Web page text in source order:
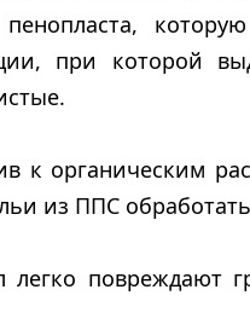
пенопласта,
при которой
к органическим
из ППС
легко повреждают